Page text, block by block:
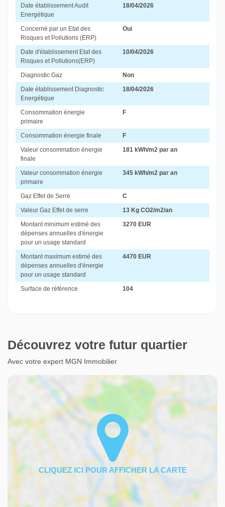
Date établissement Audit
Energétique
18/04/2026
Concerné par un Etat des
Risques et Pollutions (ERP)
Oui
Date d'établissement Etat des
Risques et Pollutions(ERP)
10/04/2026
Diagnostic Gaz
Non
Date établissement Diagnostic
Energétique
18/04/2026
Consommation énergie
primaire
F
Consommation énergie finale
F
Valeur consommation énergie
finale
181 kWh/m2 par an
Valeur consommation énergie
primaire
345 kWh/m2 par an
Gaz Effet de Serre
C
Valeur Gaz Effet de serre
13 Kg CO2/m2/an
Montant minimum estimé des
dépenses annuelles d'énergie
pour un usage standard
3270 EUR
Montant maximum estimé des
dépenses annuelles d'énergie
pour un usage standard
4470 EUR
Surface de référence 104
Découvrez votre futur quartier
Avec votre expert MGN Immobilier